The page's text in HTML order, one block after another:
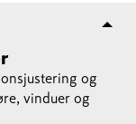
og
vinduer og